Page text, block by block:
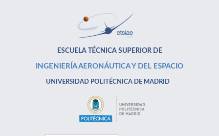
ESCUELA TÉCNICA SUPERIOR DE
INGENIERÍA AERONÁUTICA Y DEL ESPACIO
UNIVERSIDAD POLITÉCNICA DE MADRID